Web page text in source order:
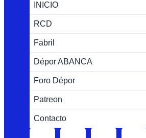
INICIO
RCD
Fabril
Dépor ABANCA
Foro Dépor
Patreon
Contacto